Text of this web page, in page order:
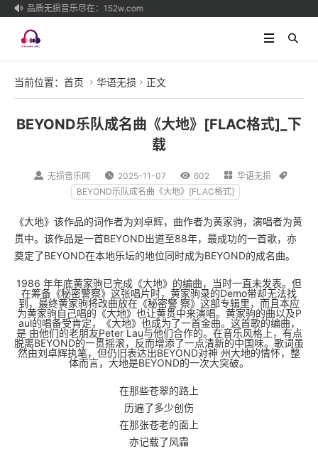

高品质无损音乐尽在：152w.com
当前位置： 首页  华语无损  正文
BEYOND乐队成名曲《大地》[FLAC格式]_下
载
 无损音乐网  2025-11-07  602  华语无损 
BEYOND乐队成名曲《大地》[FLAC格式]
《大地》该作品的词作者为刘卓辉，曲作者为黄家驹，演唱者为黄
贯中。该作品是一首BEYOND出道至88年，最成功的一首歌，亦
奠定了BEYOND在本地乐坛的地位同时成为BEYOND的成名曲。
1986 年年底黄家驹已完成《大地》的编曲，当时一直未发表。但
在筹备《秘密警察》这张唱片时，黄家驹录的Demo带却无法找
到，最终黄家驹将改曲放在《秘密警 察》这部专辑里，而且本应
为黄家驹自己唱的《大地》也让黄贯中来演唱。黄家驹的曲以及P
aul的唱备受肯定，《大地》也成为了一首金曲。这首歌的编曲，
是 由他们的老朋友Peter Lau与他们合作的。在音乐风格上，有点
脱离BEYOND的一贯摇滚，反而增添了一点清新的中国味。歌词虽
然由刘卓辉执笔，但仍旧表达出BEYOND对神 州大地的情怀，整
体而言，大地是BEYOND的一次大突破。
在那些苍翠的路上
历遍了多少创伤
在那张苍老的面上
亦记载了风霜